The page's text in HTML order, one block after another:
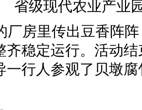
厂房里传出豆香阵
齐稳定运行。活动
一行人参观了贝墩